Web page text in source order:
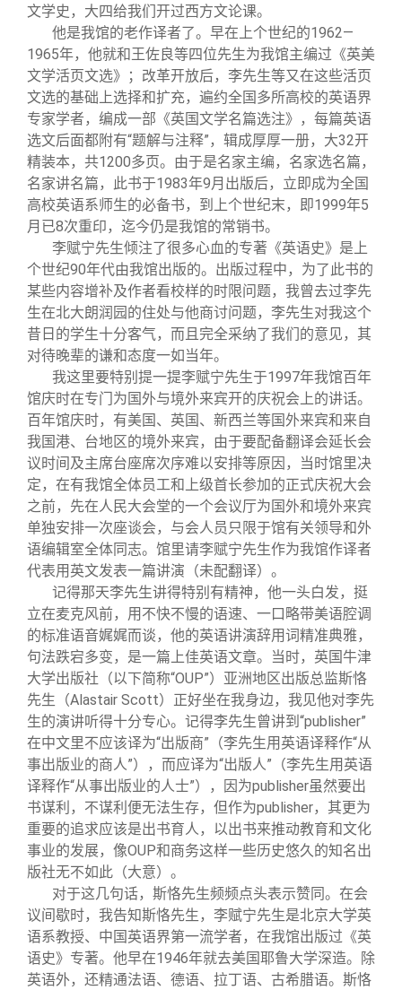
文学史，大四给我们开过西方文论课。
他是我馆的老作译者了。早在上个世纪的1962—
1965年，他就和王佐良等四位先生为我馆主编过《英美
文学活页文选》；改革开放后，李先生等又在这些活页
文选的基础上选择和扩充，遍约全国多所高校的英语界
专家学者，编成一部《英国文学名篇选注》，每篇英语
选文后面都附有“题解与注释”，辑成厚厚一册，大32开
精装本，共1200多页。由于是名家主编，名家选名篇，
名家讲名篇，此书于1983年9月出版后，立即成为全国
高校英语系师生的必备书，到上个世纪末，即1999年5
月已8次重印，迄今仍是我馆的常销书。
李赋宁先生倾注了很多心血的专著《英语史》是上
个世纪90年代由我馆出版的。出版过程中，为了此书的
某些内容增补及作者看校样的时限问题，我曾去过李先
生在北大朗润园的住处与他商讨问题，李先生对我这个
昔日的学生十分客气，而且完全采纳了我们的意见，其
对待晚辈的谦和态度一如当年。
我这里要特别提一提李赋宁先生于1997年我馆百年
馆庆时在专门为国外与境外来宾开的庆祝会上的讲话。
百年馆庆时，有美国、英国、新西兰等国外来宾和来自
我国港、台地区的境外来宾，由于要配备翻译会延长会
议时间及主席台座席次序难以安排等原因，当时馆里决
定，在有我馆全体员工和上级首长参加的正式庆祝大会
之前，先在人民大会堂的一个会议厅为国外和境外来宾
单独安排一次座谈会，与会人员只限于馆有关领导和外
语编辑室全体同志。馆里请李赋宁先生作为我馆作译者
代表用英文发表一篇讲演（未配翻译）。
记得那天李先生讲得特别有精神，他一头白发，挺
立在麦克风前，用不快不慢的语速、一口略带美语腔调
的标准语音娓娓而谈，他的英语讲演辞用词精准典雅，
句法跌宕多变，是一篇上佳英语文章。当时，英国牛津
大学出版社（以下简称“OUP”）亚洲地区出版总监斯恪
先生（Alastair Scott）正好坐在我身边，我见他对李先
生的演讲听得十分专心。记得李先生曾讲到“publisher”
在中文里不应该译为“出版商”（李先生用英语译释作“从
事出版业的商人”），而应译为“出版人”（李先生用英语
译释作“从事出版业的人士”），因为publisher虽然要出
书谋利，不谋利便无法生存，但作为publisher，其更为
重要的追求应该是出书育人，以出书来推动教育和文化
事业的发展，像OUP和商务这样一些历史悠久的知名出
版社无不如此（大意）。
对于这几句话，斯恪先生频频点头表示赞同。在会
议间歇时，我告知斯恪先生，李赋宁先生是北京大学英
语系教授、中国英语界第一流学者，在我馆出版过《英
语史》专著。他早在1946年就去美国耶鲁大学深造。除
英语外，还精通法语、德语、拉丁语、古希腊语。斯恪